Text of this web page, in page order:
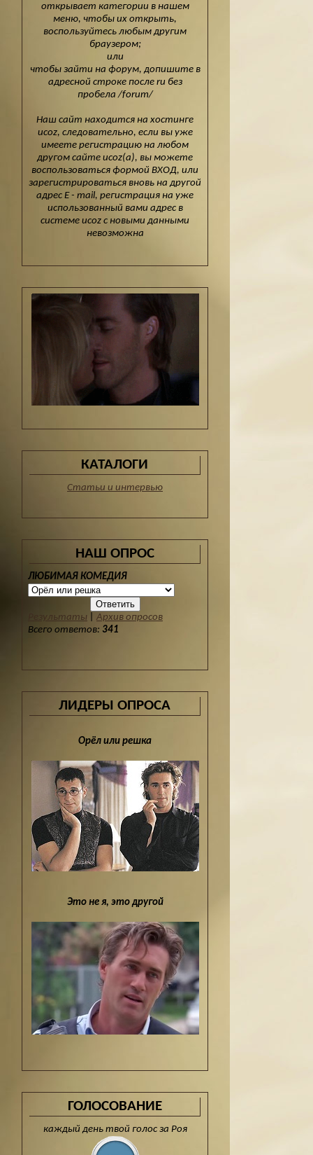
открывает категории в нашем
меню, чтобы их открыть,
воспользуйтесь любым другим
браузером;
или
чтобы зайти на форум, допишите в
адресной строке после ru без
пробела /forum/
Наш сайт находится на хостинге
ucoz, следовательно, если вы уже
имеете регистрацию на любом
другом сайте ucoz(а), вы можете
воспользоваться формой ВХОД, или
зарегистрироваться вновь на другой
адрес E - mail, регистрация на уже
использованный вами адрес в
системе ucoz с новыми данными
невозможна
КАТАЛОГИ
Статьи и интервью
НАШ ОПРОС
ЛЮБИМАЯ КОМЕДИЯ
Результаты
Архив опросов
Всего ответов: 341
ЛИДЕРЫ ОПРОСА
Орёл или решка
Это не я, это другой
ГОЛОСОВАНИЕ
каждый день твой голос за Роя